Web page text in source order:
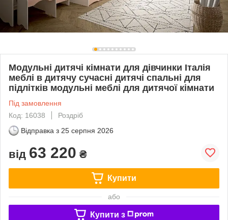
Модульні дитячі кімнати для дівчинки Італія
меблі в дитячу сучасні дитячі спальні для
підлітків модульні меблі для дитячої кімнати
Під замовлення
Код: 16038
Роздріб
Відправка з 25 серпня 2026
від 63 220 ₴
Купити
або
Купити з